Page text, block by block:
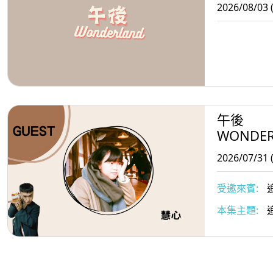
2026/08/03
午後
2026/07/31
受邀來賓:
本集主題: